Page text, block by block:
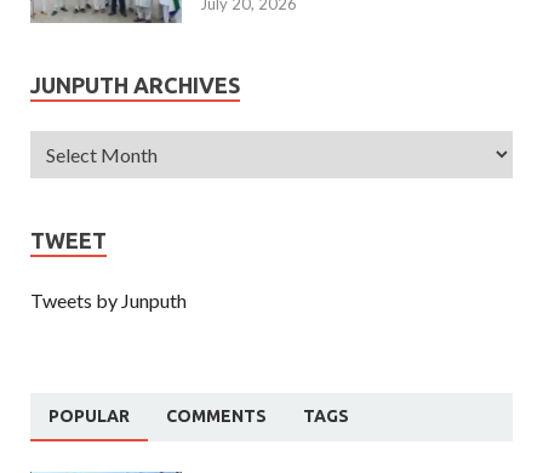
JUNPUTH ARCHIVES
TWEET
Tweets by Junputh
POPULAR COMMENTS TAGS